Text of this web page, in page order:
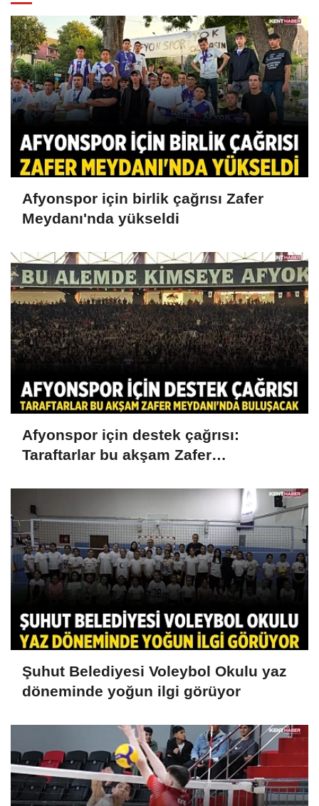
Afyonspor için birlik çağrısı Zafer
Meydanı'nda yükseldi
Afyonspor için destek çağrısı:
Taraftarlar bu akşam Zafer
Şuhut Belediyesi Voleybol Okulu yaz
döneminde yoğun ilgi görüyor